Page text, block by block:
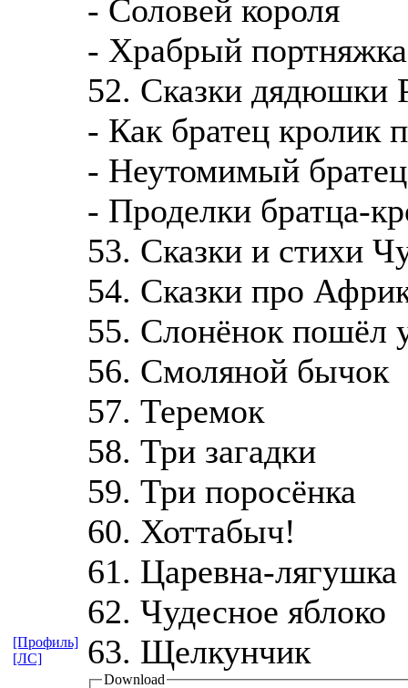
- Соловей короля
- Храбрый портняжка
52. Сказки дядюшки
- Как братец кролик
- Неутомимый братец
- Проделки братца-
53. Сказки и стихи
54. Сказки про
55. Слонёнок пошёл
56. Смоляной бычок
57. Теремок
58. Три загадки
59. Три поросёнка
60. Хоттабыч!
61. Царевна-лягушка
62. Чудесное яблоко
63. Щелкунчик
Download
[Профиль]
[ЛС]